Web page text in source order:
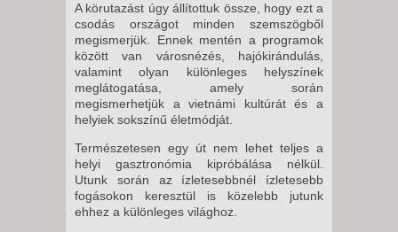
A körutazást úgy állítottuk össze, hogy ezt a
csodás országot minden szemszögből
megismerjük. Ennek mentén a programok
között van városnézés, hajókirándulás,
valamint olyan különleges helyszínek
meglátogatása, amely során
megismerhetjük a vietnámi kultúrát és a
helyiek sokszínű életmódját.
Természetesen egy út nem lehet teljes a
helyi gasztronómia kipróbálása nélkül.
Utunk során az ízletesebbnél ízletesebb
fogásokon keresztül is közelebb jutunk
ehhez a különleges világhoz.